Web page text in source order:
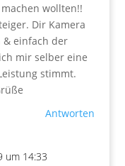
wollten!!
Dir Kamera
einfach der
mir selber eine
stimmt.
Antworten
um 14:33